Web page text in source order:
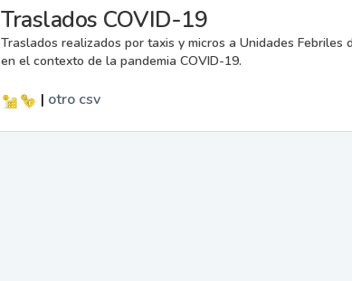
Traslados COVID-19
Traslados realizados por taxis y micros a Unidades
en el contexto de la pandemia COVID-19.
| otro csv